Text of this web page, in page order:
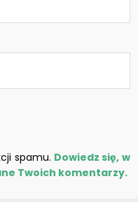
spamu. Dowiedz się, w
Twoich komentarzy.